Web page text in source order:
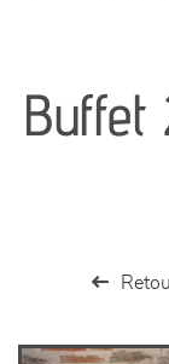
séjours
meubles de